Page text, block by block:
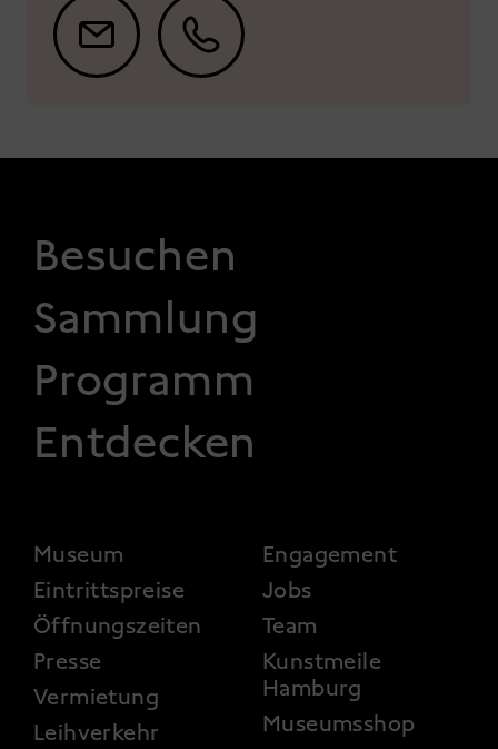
FOOTER 1
Besuchen
Sammlung
Programm
Entdecken
FOOTER 2
Museum
Eintrittspreise
Öffnungszeiten
Presse
Vermietung
Leihverkehr
Engagement
Jobs
Team
Kunstmeile
Hamburg
Museumsshop